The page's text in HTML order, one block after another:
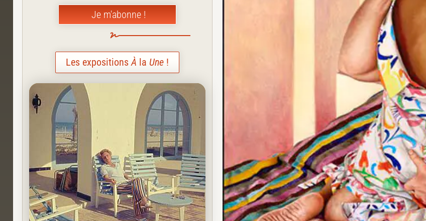
Je m'abonne !
Les expositionsÀ la Une !